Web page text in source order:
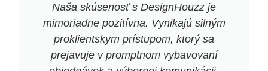
Naša skúsenosť s DesignHouzz je
mimoriadne pozitívna. Vynikajú silným
proklientskym prístupom, ktorý sa
prejavuje v promptnom vybavovaní